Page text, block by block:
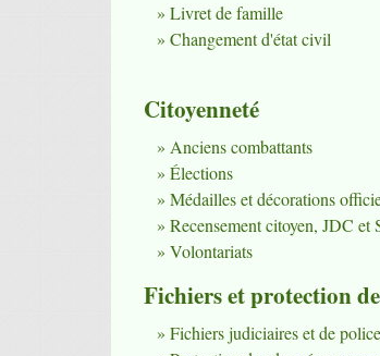
Livret de famille
Changement d'état civil
Citoyenneté
Anciens combattants
Élections
Médailles et décorations
Recensement citoyen, JDC et
Volontariats
Fichiers et protection
Fichiers judiciaires et de